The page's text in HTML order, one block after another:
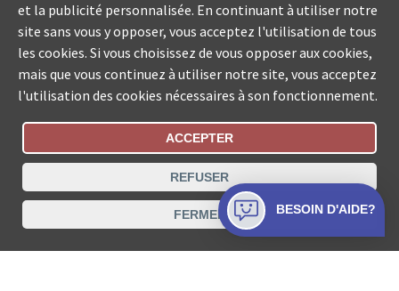
Statut De La Commande
Recherche des offices de Suisse
Protection des données Mentions légales
Conditions d’utilisation Contact
et la publicité personnalisée. En continuant à utiliser notre
site sans vous y opposer, vous acceptez l'utilisation de tous
les cookies. Si vous choisissez de vous opposer aux cookies,
mais que vous continuez à utiliser notre site, vous acceptez
l'utilisation des cookies nécessaires à son fonctionnement.
ACCEPTER
REFUSER
FERMER BESOIN D'AIDE?